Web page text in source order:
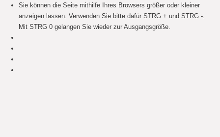
Sie können die Seite mithilfe Ihres Browsers größer oder kleiner
anzeigen lassen. Verwenden Sie bitte dafür STRG + und STRG -.
Mit STRG 0 gelangen Sie wieder zur Ausgangsgröße.